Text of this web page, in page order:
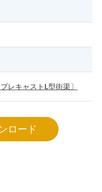
レキャストL型街渠〕
ロード